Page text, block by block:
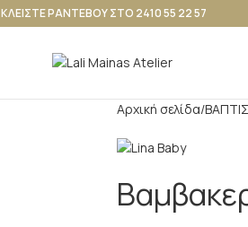
ΚΛΕΙΣΤΕ ΡΑΝΤΕΒΟΥ ΣΤΟ 2410 55 22 57
Αρχική σελίδα